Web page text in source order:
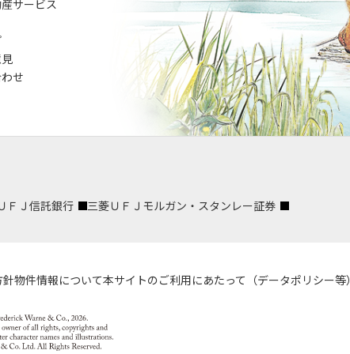
サービス
せ
ＦＪ信託銀行 三菱ＵＦＪモルガン・スタンレー証券
物件情報について本サイトのご利用にあたって（データポリシー等